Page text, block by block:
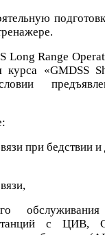
Long Range
курса «GMDSS
при бедствии и
с ЦИВ,